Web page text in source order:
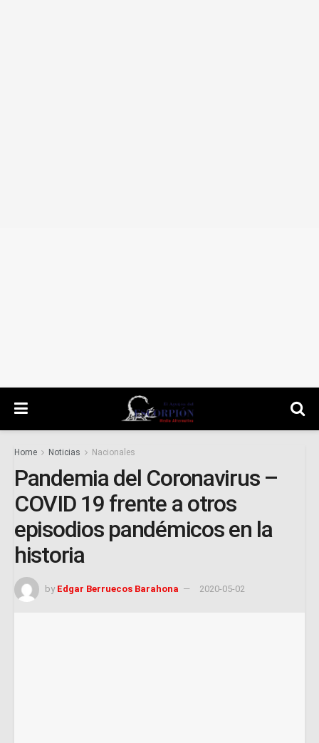
Home Noticias Nacionales
Pandemia del Coronavirus –
COVID 19 frente a otros
episodios pandémicos en la
historia
by Edgar Berruecos Barahona 2020-05-02